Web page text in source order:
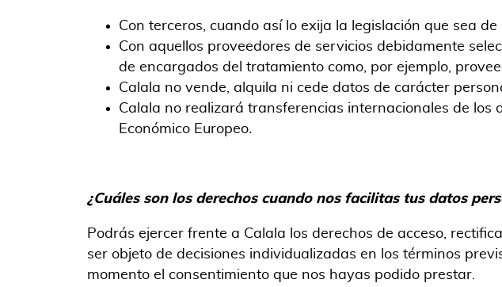
Con terceros, cuando así lo exija la legislación que sea
Con aquellos proveedores de servicios debidamente
de encargados del tratamiento como, por ejemplo,
Calala no vende, alquila ni cede datos de carácter
Calala no realizará transferencias internacionales de los
Económico Europeo.
¿Cuáles son los derechos cuando nos facilitas tus datos
Podrás ejercer frente a Calala los derechos de acceso,
ser objeto de decisiones individualizadas en los términos
momento el consentimiento que nos hayas podido prestar.